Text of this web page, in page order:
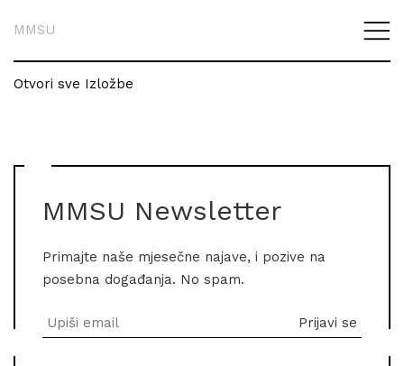
MMSU
Otvori sve Izložbe
MMSU Newsletter
Primajte naše mjesečne najave, i pozive na
posebna događanja. No spam.